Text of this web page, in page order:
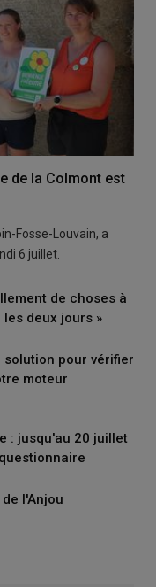
de la Colmont est
Fosse-Louvain, a
6 juillet.
de choses à
deux jours »
solution pour vérifier
moteur
: jusqu'au 20 juillet
l'Anjou